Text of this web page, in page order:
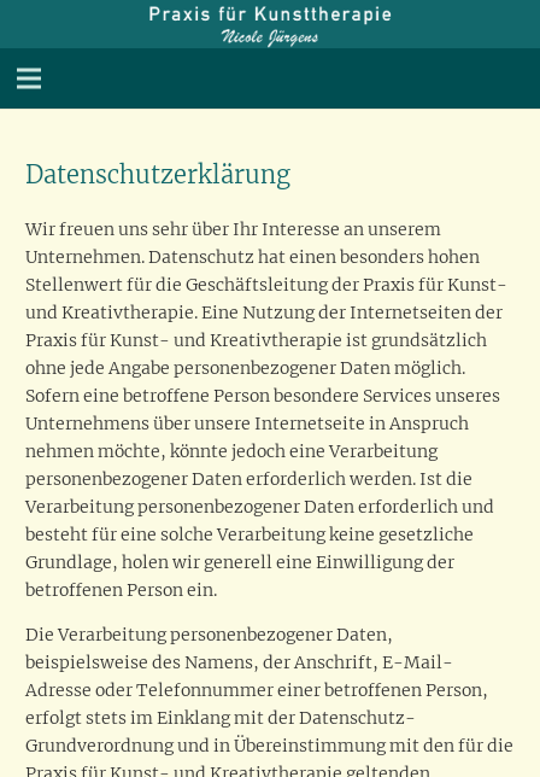
Datenschutzerklärung
Wir freuen uns sehr über Ihr Interesse an unserem
Unternehmen. Datenschutz hat einen besonders hohen
Stellenwert für die Geschäftsleitung der Praxis für Kunst-
und Kreativtherapie. Eine Nutzung der Internetseiten der
Praxis für Kunst- und Kreativtherapie ist grundsätzlich
ohne jede Angabe personenbezogener Daten möglich.
Sofern eine betroffene Person besondere Services unseres
Unternehmens über unsere Internetseite in Anspruch
nehmen möchte, könnte jedoch eine Verarbeitung
personenbezogener Daten erforderlich werden. Ist die
Verarbeitung personenbezogener Daten erforderlich und
besteht für eine solche Verarbeitung keine gesetzliche
Grundlage, holen wir generell eine Einwilligung der
betroffenen Person ein.
Die Verarbeitung personenbezogener Daten,
beispielsweise des Namens, der Anschrift, E-Mail-
Adresse oder Telefonnummer einer betroffenen Person,
erfolgt stets im Einklang mit der Datenschutz-
Grundverordnung und in Übereinstimmung mit den für die